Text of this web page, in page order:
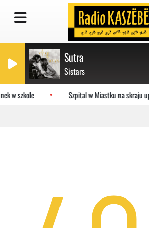
Sutra
Sistars
w szkole Szpital w Miastku na skraju